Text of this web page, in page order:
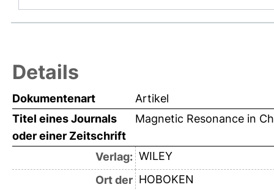
Details
Dokumentenart
Artikel
Titel eines Journals
oder einer Zeitschrift
Magnetic Resonance in
Verlag: WILEY
Ort der HOBOKEN